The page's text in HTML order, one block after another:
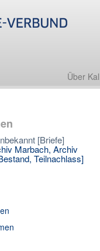
Über
[Briefe]
Marbach, Archiv
Teilnachlass]